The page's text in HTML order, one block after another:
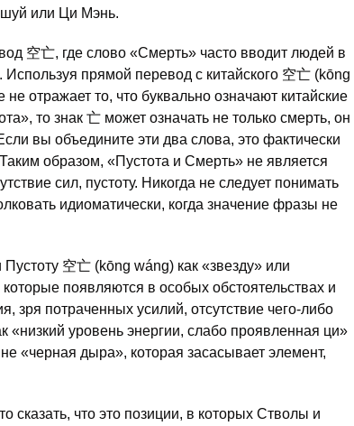
или Ци Мэнь.
空亡, где слово «Смерть» часто вводит людей в
прямой перевод с китайского 空亡 (kōng
отражает то, что буквально означают китайские
то знак 亡 может означать не только смерть, он
вы объедините эти два слова, это фактически
образом, «Пустота и Смерть» не является
сил, пустоту. Никогда не следует понимать
идиоматически, когда значение фразы не
空亡 (kōng wáng) как «звезду» или
появляются в особых обстоятельствах и
зря потраченных усилий, отсутствие чего-либо
«низкий уровень энергии, слабо проявленная ци»
«черная дыра», которая засасывает элемент,
сказать, что это позиции, в которых Стволы и